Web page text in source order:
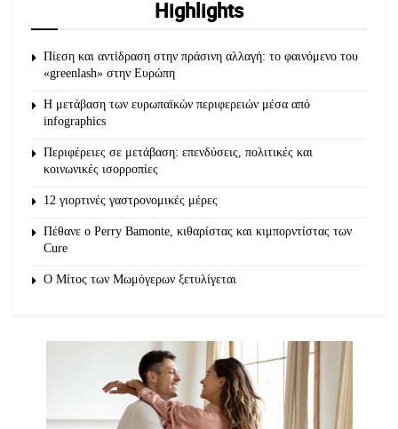
Highlights
Πίεση και αντίδραση στην πράσινη αλλαγή: το φαινόμενο του
«greenlash» στην Ευρώπη
Η μετάβαση των ευρωπαϊκών περιφερειών μέσα από
infographics
Περιφέρειες σε μετάβαση: επενδύσεις, πολιτικές και
κοινωνικές ισορροπίες
12 γιορτινές γαστρονομικές μέρες
Πέθανε ο Perry Bamonte, κιθαρίστας και κιμπορντίστας των
Cure
O Μίτος των Μωμόγερων ξετυλίγεται